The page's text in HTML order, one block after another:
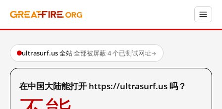
ultrasurf.us 全站·全部被屏蔽·4 个已测试网址→
在中国大陆能打开 https://ultrasurf.us 吗？